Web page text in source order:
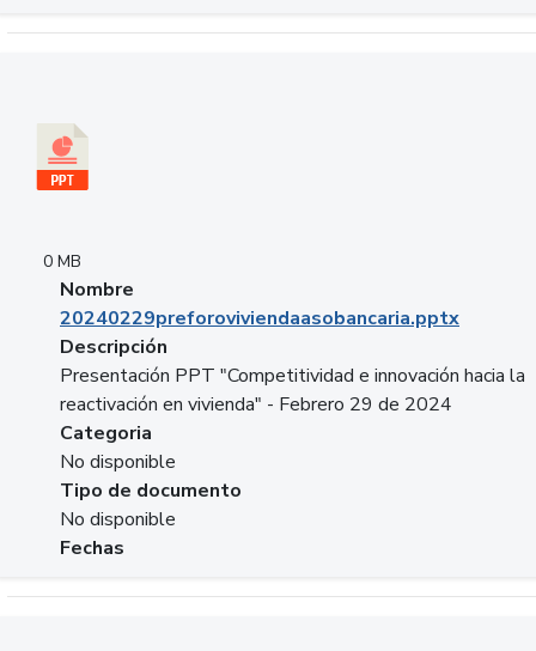
0 MB
Nombre
20240229preforoviviendaasobancaria.pptx
Descripción
Presentación PPT "Competitividad e innovación hacia la
reactivación en vivienda" - Febrero 29 de 2024
Categoria
No disponible
Tipo de documento
No disponible
Fechas